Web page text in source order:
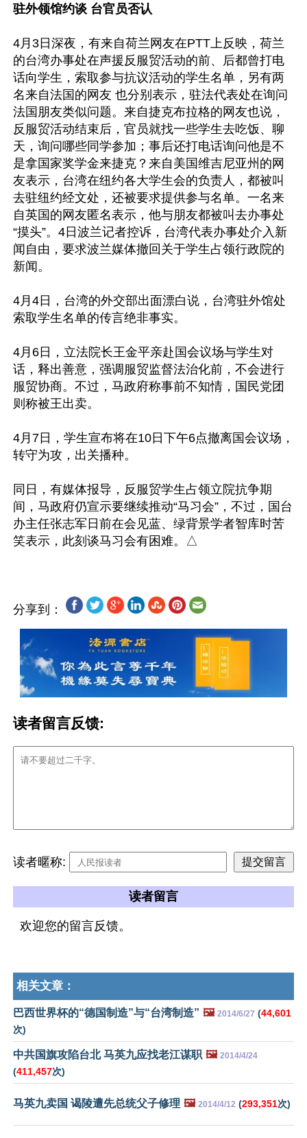
驻外领馆约谈 台官员否认
4月3日深夜，有来自荷兰网友在PTT上反映，荷兰
的台湾办事处在声援反服贸活动的前、后都曾打电
话向学生，索取参与抗议活动的学生名单，另有两
名来自法国的网友 也分别表示，驻法代表处在询问
法国朋友类似问题。来自捷克布拉格的网友也说，
反服贸活动结束后，官员就找一些学生去吃饭、聊
天，询问哪些同学参加；事后还打电话询问他是不
是拿国家奖学金来捷克？来自美国维吉尼亚州的网
友表示，台湾在纽约各大学生会的负责人，都被叫
去驻纽约经文处，还被要求提供参与名单。一名来
自英国的网友匿名表示，他与朋友都被叫去办事处
“摸头”。4日波兰记者控诉，台湾代表办事处介入新
闻自由，要求波兰媒体撤回关于学生占领行政院的
新闻。
4月4日，台湾的外交部出面漂白说，台湾驻外馆处
索取学生名单的传言绝非事实。
4月6日，立法院长王金平亲赴国会议场与学生对
话，释出善意，强调服贸监督法治化前，不会进行
服贸协商。不过，马政府称事前不知情，国民党团
则称被王出卖。
4月7日，学生宣布将在10日下午6点撤离国会议场，
转守为攻，出关播种。
同日，有媒体报导，反服贸学生占领立院抗争期
间，马政府仍宣示要继续推动“马习会”，不过，国台
办主任张志军日前在会见蓝、绿背景学者智库时苦
分享到：
读者留言反馈:
读者暱称:
读者留言
欢迎您的留言反馈。
相关文章：
巴西世界杯的“德国制造”与“台湾制造” 🖼️ 2014/6/27 (44,601
次)
中共国旗攻陷台北 马英九应找老江谋职 🖼️ 2014/4/24
(411,457次)
马英九卖国 谒陵遭先总统父子修理 🖼️ 2014/4/12 (293,351次)